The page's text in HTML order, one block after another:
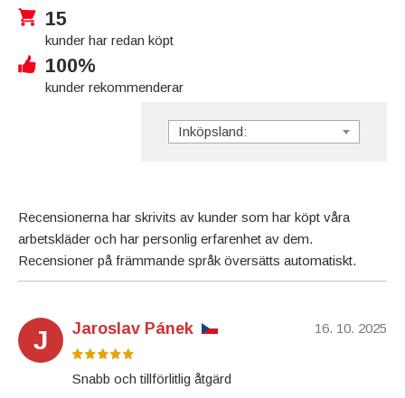
15
kunder har redan köpt
100%
kunder rekommenderar
Inköpsland:
Recensionerna har skrivits av kunder som har köpt våra
arbetskläder och har personlig erfarenhet av dem.
Recensioner på främmande språk översätts automatiskt.
J 16. 10. 2025
Jaroslav Pánek
Snabb och tillförlitlig åtgärd